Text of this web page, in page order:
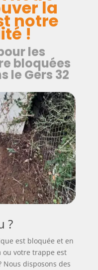
la
notre
!
les
bloquées
le Gers 32
?
est bloquée et en
ou votre trappe est
disposons des